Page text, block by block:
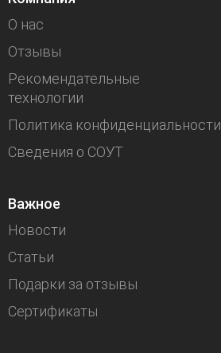
О нас
Отзывы
Рекомендательные
технологии
Политика конфиденциальности
Сведения о СОУТ
Важное
Новости
Статьи
Подарки за отзывы
Сертификаты